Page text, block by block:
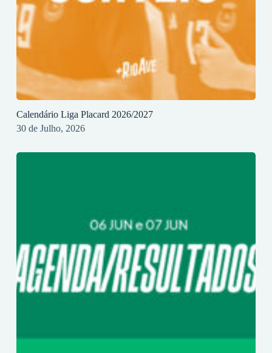
Calendário Liga Placard 2026/2027
30 de Julho, 2026